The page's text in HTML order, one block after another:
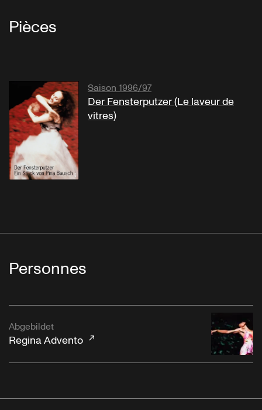
Pièces
Saison 1996/97
Der Fensterputzer (Le laveur de
vitres)
Personnes
Abgebildet
Regina Advento